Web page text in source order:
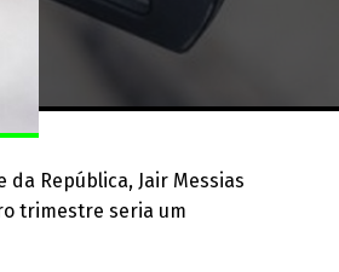
República, Jair Messias
trimestre seria um